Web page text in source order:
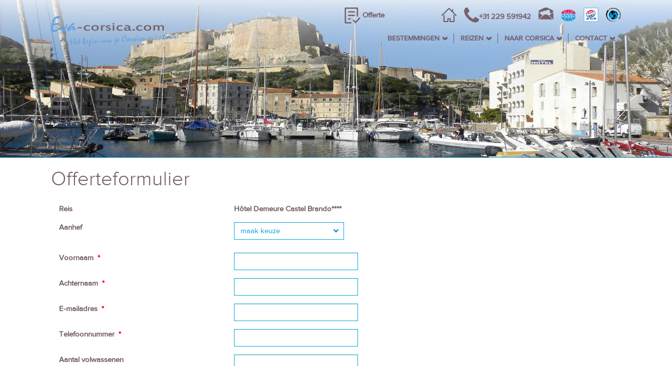
Offerte +31 229 591942
BESTEMMINGEN REIZEN NAAR CORSICA CONTACT
Offerteformulier
Reis
Hôtel Demeure Castel Brando****
Aanhef
maak keuze
Voornaam *
Achternaam *
E-mailadres *
Telefoonnummer *
Aantal volwassenen